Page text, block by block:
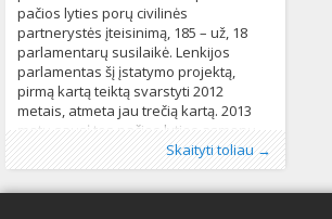
pačios lyties porų civilinės
partnerystės įteisinimą, 185 – už, 18
parlamentarų susilaikė. Lenkijos
parlamentas šį įstatymo projektą,
pirmą kartą teiktą svarstyti 2012
metais, atmeta jau trečią kartą. 2013
metų sausį tos pačios lyties asmenų
civilinės
Skaityti toliau →
Publikavo:Aliona, LGL
Kategorijos:LGBT pasaulyje,Naujienos248
Žymos:įstatymo projektas,tos pačios lyties
porų civilinė partnerystė402